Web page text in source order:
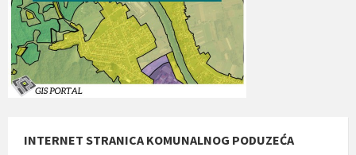
INTERNET STRANICA KOMUNALNOG PODUZEĆA